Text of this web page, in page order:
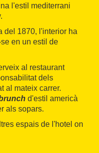
l'estil mediterrani
del 1870, l'interior ha
en un estil de
al restaurant
dels
al mateix carrer.
d'estil americà
als sopars.
espais de l'hotel on